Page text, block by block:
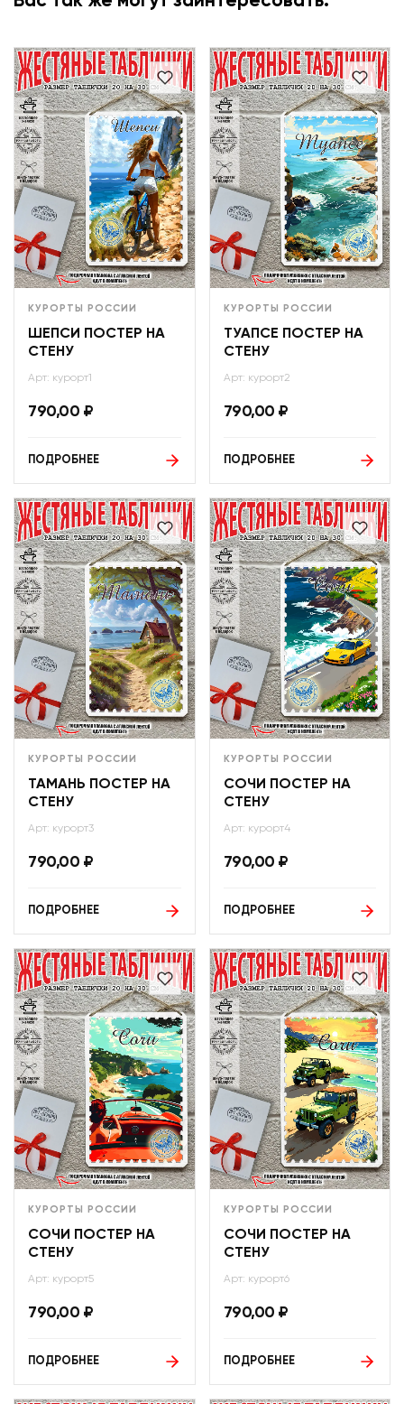
КУРОРТЫ РОССИИ
ШЕПСИ ПОСТЕР НА
СТЕНУ
Арт: курорт1
790,00 ₽
ПОДРОБНЕЕ
КУРОРТЫ РОССИИ
ТУАПСЕ ПОСТЕР НА
СТЕНУ
Арт: курорт2
790,00 ₽
ПОДРОБНЕЕ
КУРОРТЫ РОССИИ
ТАМАНЬ ПОСТЕР НА
СТЕНУ
Арт: курорт3
790,00 ₽
ПОДРОБНЕЕ
КУРОРТЫ РОССИИ
СОЧИ ПОСТЕР НА
СТЕНУ
Арт: курорт4
790,00 ₽
ПОДРОБНЕЕ
КУРОРТЫ РОССИИ
СОЧИ ПОСТЕР НА
СТЕНУ
Арт: курорт5
790,00 ₽
ПОДРОБНЕЕ
КУРОРТЫ РОССИИ
СОЧИ ПОСТЕР НА
СТЕНУ
Арт: курорт6
790,00 ₽
ПОДРОБНЕЕ